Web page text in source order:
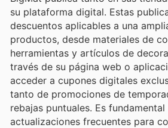
su plataforma digital. Estas
descuentos aplicables a una
productos, desde materiales de
herramientas y artículos de
través de su página web o
acceder a cupones digitales
tanto de promociones de
rebajas puntuales. Es
actualizaciones frecuentes para